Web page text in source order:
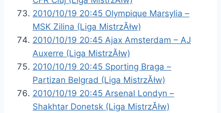
2010/10/19 20:45 Olympique Marsylia –
MSK Zilina (Liga MistrzĂłw)
2010/10/19 20:45 Ajax Amsterdam – AJ
Auxerre (Liga MistrzĂłw)
2010/10/19 20:45 Sporting Braga –
Partizan Belgrad (Liga MistrzĂłw)
2010/10/19 20:45 Arsenal Londyn –
Shakhtar Donetsk (Liga MistrzĂłw)